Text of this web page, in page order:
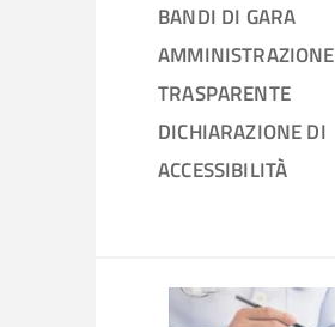
BANDI DI GARA
AMMINISTRAZIONE
TRASPARENTE
DICHIARAZIONE DI
ACCESSIBILITÀ